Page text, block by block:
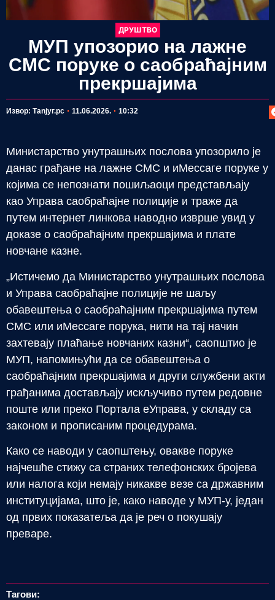
ДРУШТВО
МУП упозорио на лажне
СМС поруке о саобраћајним
прекршајима
Извор: Таnjyг.рс 11.06.2026. 10:32
Министарство унутрашњих послова упозорило је
данас грађане на лажне СМС и иМессаге поруке у
којима се непознати пошиљаоци представљају
као Управа саобраћајне полиције и траже да
путем интернет линкова наводно изврше увид у
доказе о саобраћајним прекршајима и плате
новчане казне.
„Истичемо да Министарство унутрашњих послова
и Управа саобраћајне полиције не шаљу
обавештења о саобраћајним прекршајима путем
СМС или иМессаге порука, нити на тај начин
захтевају плаћање новчаних казни“, саопштио је
МУП, напомињући да се обавештења о
саобраћајним прекршајима и други службени акти
грађанима достављају искључиво путем редовне
поште или преко Портала еУправа, у складу са
законом и прописаним процедурама.
Како се наводи у саопштењу, овакве поруке
најчешће стижу са страних телефонских бројева
или налога који немају никакве везе са државним
институцијама, што је, како наводе у МУП-у, један
од првих показатеља да је реч о покушају
преваре.
Тагови: